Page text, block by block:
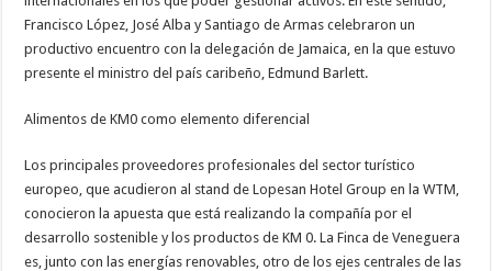
Francisco López, José Alba y Santiago de Armas celebraron un
productivo encuentro con la delegación de Jamaica, en la que estuvo
presente el ministro del país caribeño, Edmund Barlett.
Alimentos de KM0 como elemento diferencial
Los principales proveedores profesionales del sector turístico
europeo, que acudieron al stand de Lopesan Hotel Group en la WTM,
conocieron la apuesta que está realizando la compañía por el
desarrollo sostenible y los productos de KM 0. La Finca de Veneguera
es, junto con las energías renovables, otro de los ejes centrales de las